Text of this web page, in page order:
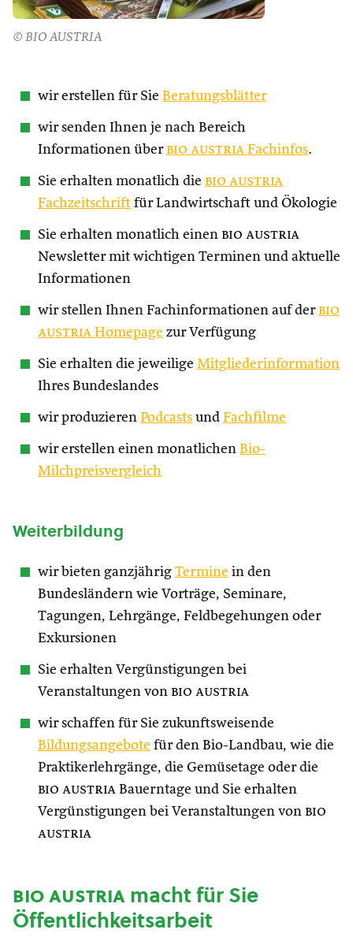
© BIO AUSTRIA
wir erstellen für Sie Beratungsblätter
wir senden Ihnen je nach Bereich
Informationen über bio austria Fachinfos.
Sie erhalten monatlich die bio austria
Fachzeitschrift für Landwirtschaft und Ökologie
Sie erhalten monatlich einen bio austria
Newsletter mit wichtigen Terminen und aktuelle
Informationen
wir stellen Ihnen Fachinformationen auf der bio
austria Homepage zur Verfügung
Sie erhalten die jeweilige Mitgliederinformation
Ihres Bundeslandes
wir produzieren Podcasts und Fachfilme
wir erstellen einen monatlichen Bio-
Milchpreisvergleich
Weiterbildung
wir bieten ganzjährig Termine in den
Bundesländern wie Vorträge, Seminare,
Tagungen, Lehrgänge, Feldbegehungen oder
Exkursionen
Sie erhalten Vergünstigungen bei
Veranstaltungen von bio austria
wir schaffen für Sie zukunftsweisende
Bildungsangebote für den Bio-Landbau, wie die
Praktikerlehrgänge, die Gemüsetage oder die
bio austria Bauerntage und Sie erhalten
Vergünstigungen bei Veranstaltungen von bio
austria
bio austriamacht für Sie
Öffentlichkeitsarbeit